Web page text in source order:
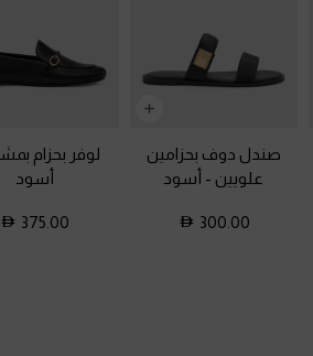
صندل دوف بحزامين
علويين - أسود
300.00
لوفر بحزام
أسود
375.00